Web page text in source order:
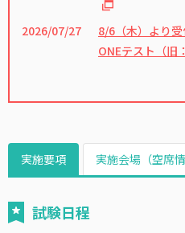
2026/07/27
8/6（木）より
ONEテスト（旧
実施要項 実施会場（空席情
試験日程